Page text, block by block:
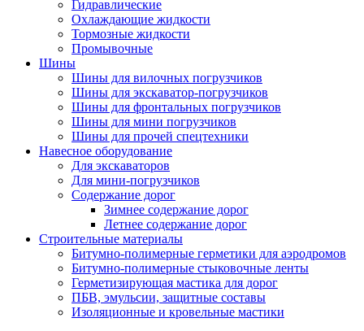
Гидравлические
Охлаждающие жидкости
Тормозные жидкости
Промывочные
Шины
Шины для вилочных погрузчиков
Шины для экскаватор-погрузчиков
Шины для фронтальных погрузчиков
Шины для мини погрузчиков
Шины для прочей спецтехники
Навесное оборудование
Для экскаваторов
Для мини-погрузчиков
Содержание дорог
Зимнее содержание дорог
Летнее содержание дорог
Строительные материалы
Битумно-полимерные герметики для аэродромов
Битумно-полимерные стыковочные ленты
Герметизирующая мастика для дорог
ПБВ, эмульсии, защитные составы
Изоляционные и кровельные мастики